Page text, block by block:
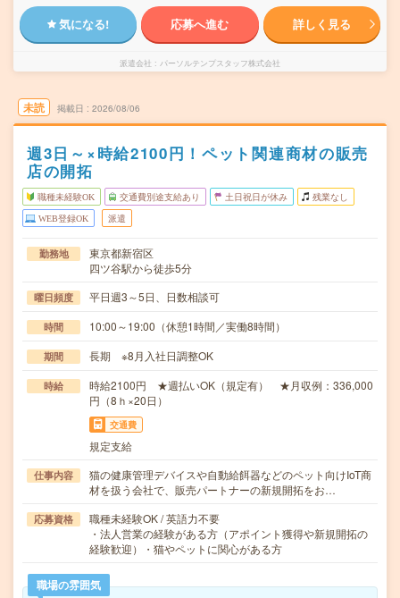
気になる! 応募へ進む 詳しく見る
派遣会社 パーソルテンプスタッフ株式会社
未読 掲載日 2026/08/06
週3日～×時給2100円！ペット関連商材の販売
店の開拓
職種未経験OK 交通費別途支給あり 土日祝日が休み 残業なし
WEB登録OK 派遣
勤務地
東京都新宿区
四ツ谷駅から徒歩5分
曜日頻度 平日週3～5日、日数相談可
時間 10:00～19:00（休憩1時間／実働8時間）
期間 長期 ※8月入社日調整OK
時給
時給2100円 ★週払いOK（規定有） ★月収例：336,000
円（8ｈ×20日）
交通費
規定支給
仕事内容
猫の健康管理デバイスや自動給餌器などのペット向けIoT商
材を扱う会社で、販売パートナーの新規開拓をお…
応募資格
職種未経験OK / 英語力不要
・法人営業の経験がある方（アポイント獲得や新規開拓の
経験歓迎）・猫やペットに関心がある方
職場の雰囲気